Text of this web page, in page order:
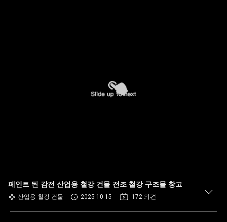
페인트 된 감전 산업용 철강 건물 전조 철강 구조물 창고
산업용 철강 건물 2025-10-15 172 의견